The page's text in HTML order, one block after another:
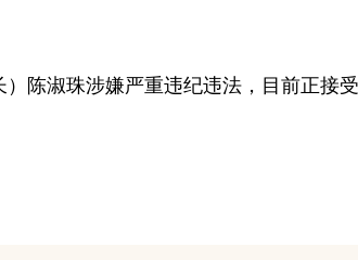
陈淑珠涉嫌严重违纪违法，目前正接